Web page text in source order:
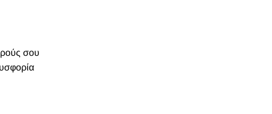
σου